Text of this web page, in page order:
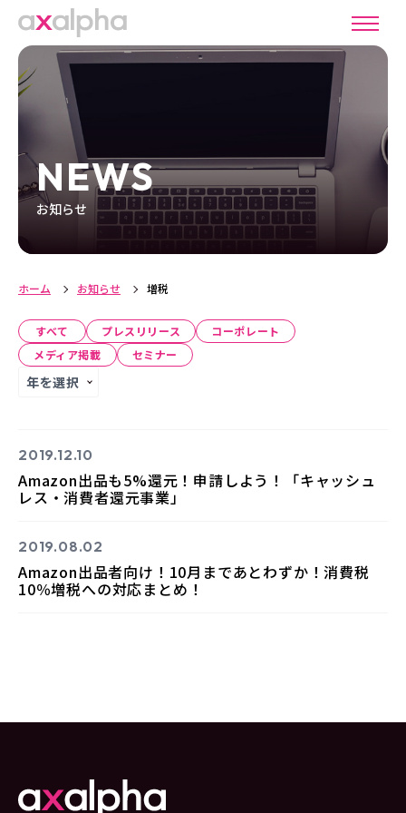
NEWS
お知らせ
ホーム お知らせ 増税
すべて プレスリリース
コーポレート
メディア掲載
セミナー
2019.12.10
Amazon出品も5%還元！申請しよう！「キャッシュ
レス・消費者還元事業」
2019.08.02
Amazon出品者向け！10月まであとわずか！消費税
10％増税への対応まとめ！